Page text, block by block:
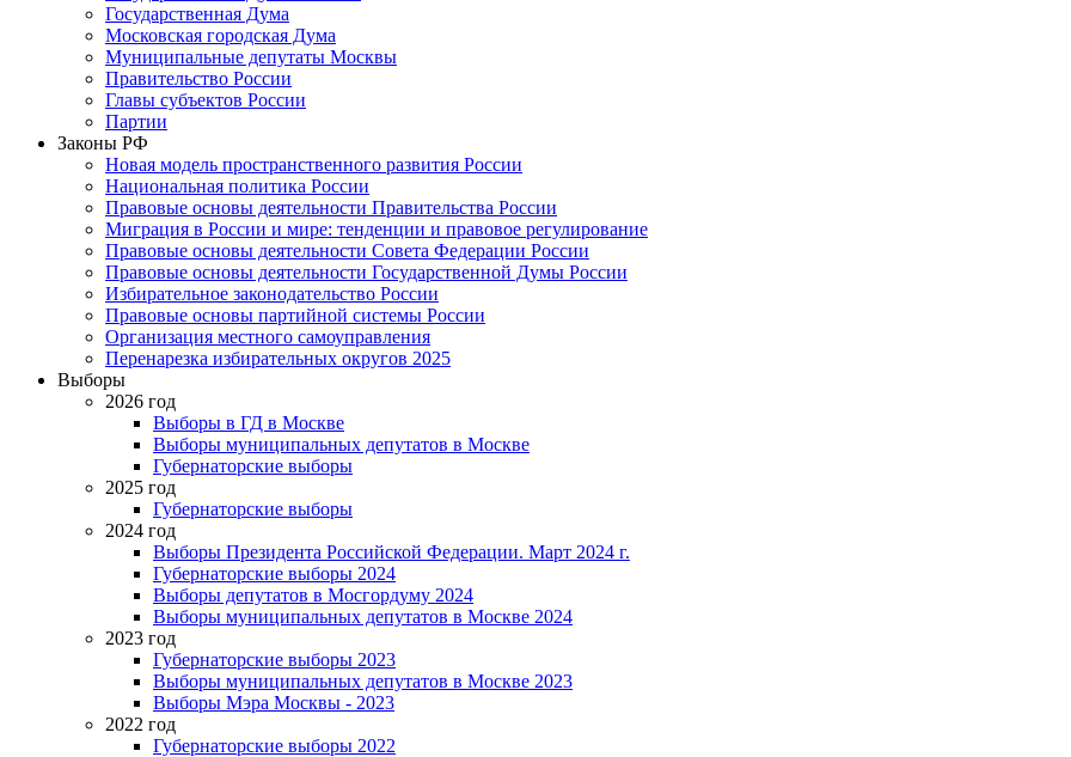
Государственная Дума
Московская городская Дума
Муниципальные депутаты Москвы
Правительство России
Главы субъектов России
Партии
Законы РФ
Новая модель пространственного развития России
Национальная политика России
Правовые основы деятельности Правительства России
Миграция в России и мире: тенденции и правовое регулирование
Правовые основы деятельности Совета Федерации России
Правовые основы деятельности Государственной Думы России
Избирательное законодательство России
Правовые основы партийной системы России
Организация местного самоуправления
Перенарезка избирательных округов 2025
Выборы
2026 год
Выборы в ГД в Москве
Выборы муниципальных депутатов в Москве
Губернаторские выборы
2025 год
Губернаторские выборы
2024 год
Выборы Президента Российской Федерации. Март 2024 г.
Губернаторские выборы 2024
Выборы депутатов в Мосгордуму 2024
Выборы муниципальных депутатов в Москве 2024
2023 год
Губернаторские выборы 2023
Выборы муниципальных депутатов в Москве 2023
Выборы Мэра Москвы - 2023
2022 год
Губернаторские выборы 2022